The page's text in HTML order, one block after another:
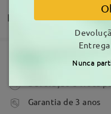
Entrega
tempo de
Revestimento anti-
Garantia de 3 anos
Nunca